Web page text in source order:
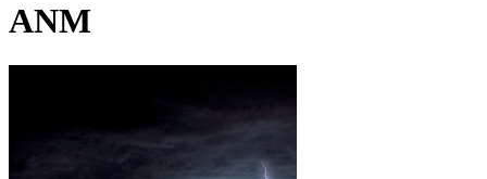
ANM